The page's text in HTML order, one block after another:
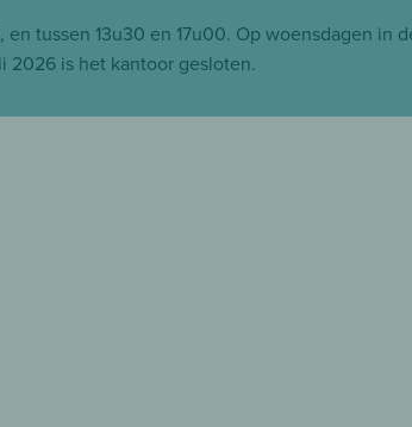
tussen 13u30 en 17u00. Op woensdagen
2026 is het kantoor gesloten.